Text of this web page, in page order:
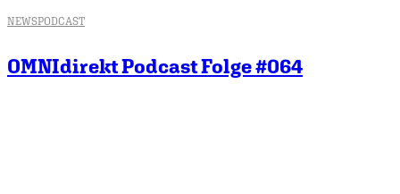
NEWSPODCAST
OMNIdirekt Podcast Folge #064